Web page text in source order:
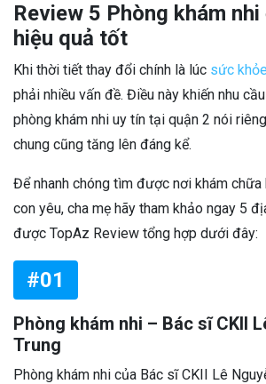
Review 5 Phòng khám nhi
hiệu quả tốt
Khi thời tiết thay đổi chính là lúc sức khỏe
phải nhiều vấn đề. Điều này khiến nhu
phòng khám nhi uy tín tại quận 2 nói
chung cũng tăng lên đáng kể.
Để nhanh chóng tìm được nơi khám chữa
con yêu, cha mẹ hãy tham khảo ngay 5
được TopAz Review tổng hợp dưới đây:
#01
Phòng khám nhi – Bác sĩ CKII
Trung
Phòng khám nhi của Bác sĩ CKII Lê